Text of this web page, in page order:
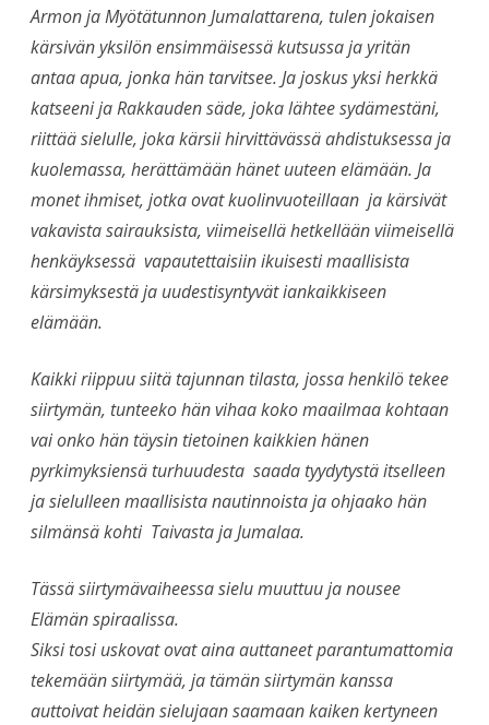
Armon ja Myötätunnon Jumalattarena, tulen jokaisen
kärsivän yksilön ensimmäisessä kutsussa ja yritän
antaa apua, jonka hän tarvitsee. Ja joskus yksi herkkä
katseeni ja Rakkauden säde, joka lähtee sydämestäni,
riittää sielulle, joka kärsii hirvittävässä ahdistuksessa ja
kuolemassa, herättämään hänet uuteen elämään. Ja
monet ihmiset, jotka ovat kuolinvuoteillaan ja kärsivät
vakavista sairauksista, viimeisellä hetkellään viimeisellä
henkäyksessä vapautettaisiin ikuisesti maallisista
kärsimyksestä ja uudestisyntyvät iankaikkiseen
elämään.
Kaikki riippuu siitä tajunnan tilasta, jossa henkilö tekee
siirtymän, tunteeko hän vihaa koko maailmaa kohtaan
vai onko hän täysin tietoinen kaikkien hänen
pyrkimyksiensä turhuudesta saada tyydytystä itselleen
ja sielulleen maallisista nautinnoista ja ohjaako hän
silmänsä kohti Taivasta ja Jumalaa.
Tässä siirtymävaiheessa sielu muuttuu ja nousee
Elämän spiraalissa.
Siksi tosi uskovat ovat aina auttaneet parantumattomia
tekemään siirtymää, ja tämän siirtymän kanssa
auttoivat heidän sielujaan saamaan kaiken kertyneen